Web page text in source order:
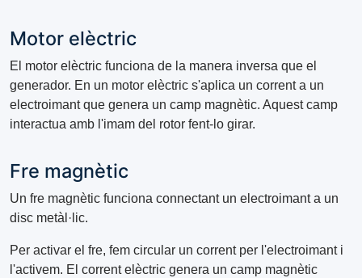
Motor elèctric
El motor elèctric funciona de la manera inversa que el
generador. En un motor elèctric s'aplica un corrent a un
electroimant que genera un camp magnètic. Aquest camp
interactua amb l'imam del rotor fent-lo girar.
Fre magnètic
Un fre magnètic funciona connectant un electroimant a un
disc metàl·lic.
Per activar el fre, fem circular un corrent per l'electroimant i
l'activem. El corrent elèctric genera un camp magnètic